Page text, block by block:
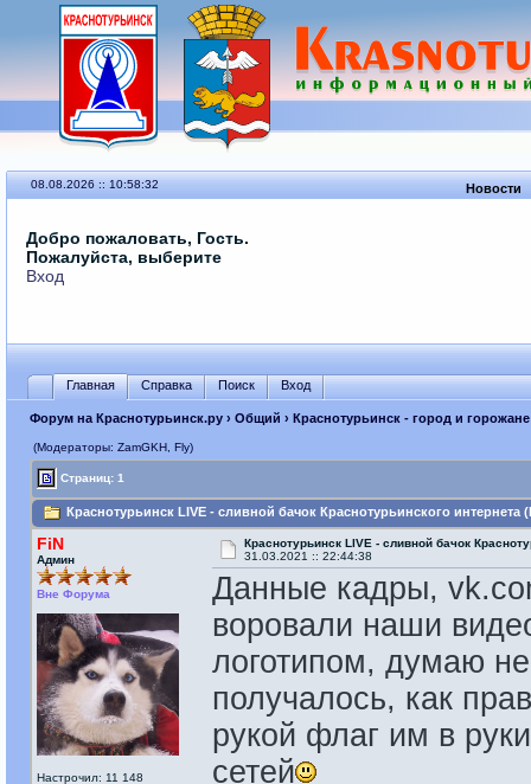
08.08.2026 :: 10:58:32 Новости
Добро пожаловать, Гость.
Пожалуйста, выберите
Вход
Главная Справка Поиск Вход
Форум на Краснотурьинск.ру› Общий › Краснотурьинск - город и горожане
(Модераторы: ZamGKH, Fly)
Страниц: 1
Краснотурьинск LIVE - сливной бачок Краснотурьинского интернета
FiN
Админ
Вне Форума
Настрочил: 11 148
Краснотурьинск LIVE - сливной бачок
31.03.2021 :: 22:44:38
Данные кадры,
воровали наши
логотипом, думаю
получалось, как
рукой флаг им в
сетей